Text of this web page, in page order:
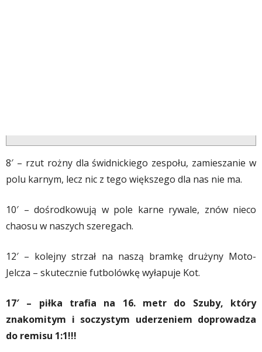
8′ – rzut rożny dla świdnickiego zespołu, zamieszanie w
polu karnym, lecz nic z tego większego dla nas nie ma.
10′ – dośrodkowują w pole karne rywale, znów nieco
chaosu w naszych szeregach.
12′ – kolejny strzał na naszą bramkę drużyny Moto-
Jelcza – skutecznie futbolówkę wyłapuje Kot.
17′ – piłka trafia na 16. metr do Szuby, który
znakomitym i soczystym uderzeniem doprowadza
do remisu 1:1!!!